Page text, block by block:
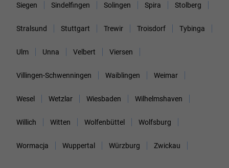
Siegen Sindelfingen Solingen Spira Stolberg
Stralsund Stuttgart Trewir Troisdorf Tybinga
Ulm Unna Velbert Viersen
Villingen-Schwenningen Waiblingen Weimar
Wesel Wetzlar Wiesbaden Wilhelmshaven
Willich Witten Wolfenbüttel Wolfsburg
Wormacja Wuppertal Würzburg Zwickau